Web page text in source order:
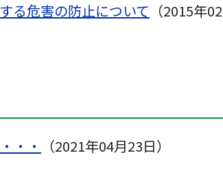
る危害の防止について （2015年
・・ （2021年04月23日）